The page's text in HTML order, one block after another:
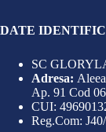
DATE
SC
Adresa:
Ap. 91 Cod
CUI:
Reg.Com: